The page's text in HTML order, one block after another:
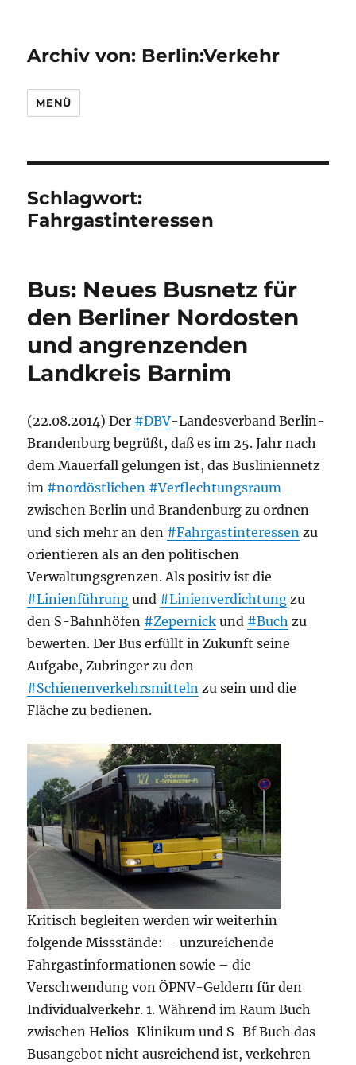
Archiv von: Berlin:Verkehr
MENÜ
Schlagwort:
Fahrgastinteressen
Bus: Neues Busnetz für
den Berliner Nordosten
und angrenzenden
Landkreis Barnim
(22.08.2014) Der #DBV-Landesverband Berlin-
Brandenburg begrüßt, daß es im 25. Jahr nach
dem Mauerfall gelungen ist, das Busliniennetz
im #nordöstlichen #Verflechtungsraum
zwischen Berlin und Brandenburg zu ordnen
und sich mehr an den #Fahrgastinteressen zu
orientieren als an den politischen
Verwaltungsgrenzen. Als positiv ist die
#Linienführung und #Linienverdichtung zu
den S-Bahnhöfen #Zepernick und #Buch zu
bewerten. Der Bus erfüllt in Zukunft seine
Aufgabe, Zubringer zu den
#Schienenverkehrsmitteln zu sein und die
Fläche zu bedienen.
Kritisch begleiten werden wir weiterhin
folgende Missstände: – unzureichende
Fahrgastinformationen sowie – die
Verschwendung von ÖPNV-Geldern für den
Individualverkehr. 1. Während im Raum Buch
zwischen Helios-Klinikum und S-Bf Buch das
Busangebot nicht ausreichend ist, verkehren